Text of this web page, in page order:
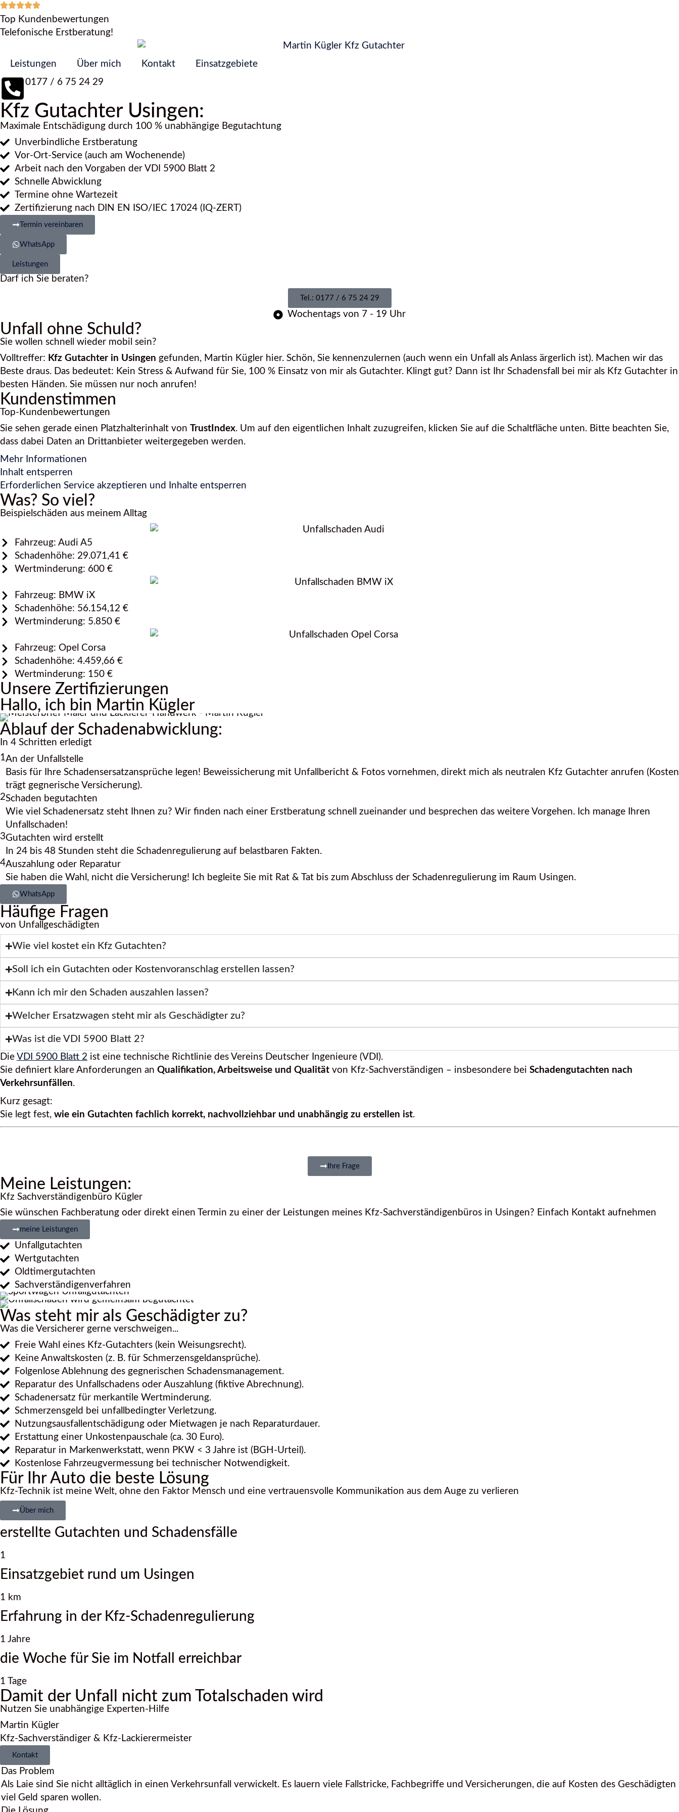
Top Kundenbewertungen
Telefonische Erstberatung!
Leistungen Über mich Kontakt
Einsatzgebiete
0177 / 6 75 24 29
Kfz Gutachter Usingen:
Maximale Entschädigung durch 100 % unabhängige Begutachtung
Unverbindliche Erstberatung
Vor-Ort-Service (auch am Wochenende)
Arbeit nach den Vorgaben der VDI 5900 Blatt 2
Schnelle Abwicklung
Termine ohne Wartezeit
Zertifizierung nach DIN EN ISO/IEC 17024 (IQ-ZERT)
Termin vereinbaren
WhatsApp
Leistungen
Darf ich Sie beraten?
Tel.: 0177 / 6 75 24 29
Wochentags von 7 - 19 Uhr
Unfall ohne Schuld?
Sie wollen schnell wieder mobil sein?
Volltreffer: Kfz Gutachter in Usingen gefunden, Martin Kügler hier. Schön, Sie kennenzulernen (auch wenn ein Unfall als Anlass ärgerlich ist). Machen wir das
Beste draus. Das bedeutet: Kein Stress & Aufwand für Sie, 100 % Einsatz von mir als Gutachter. Klingt gut? Dann ist Ihr Schadensfall bei mir als Kfz Gutachter in
besten Händen. Sie müssen nur noch anrufen!
Kundenstimmen
Top-Kundenbewertungen
Sie sehen gerade einen Platzhalterinhalt von TrustIndex. Um auf den eigentlichen Inhalt zuzugreifen, klicken Sie auf die Schaltfläche unten. Bitte beachten Sie,
dass dabei Daten an Drittanbieter weitergegeben werden.
Mehr Informationen
Inhalt entsperren
Erforderlichen Service akzeptieren und Inhalte entsperren
Was? So viel?
Beispielschäden aus meinem Alltag
Fahrzeug: Audi A5
Schadenhöhe: 29.071,41 €
Wertminderung: 600 €
Fahrzeug: BMW iX
Schadenhöhe: 56.154,12 €
Wertminderung: 5.850 €
Fahrzeug: Opel Corsa
Schadenhöhe: 4.459,66 €
Wertminderung: 150 €
Unsere Zertifizierungen
Hallo, ich bin Martin Kügler
Ablauf der Schadenabwicklung:
In 4 Schritten erledigt
1An der Unfallstelle
Basis für Ihre Schadensersatzansprüche legen! Beweissicherung mit Unfallbericht & Fotos vornehmen, direkt mich als neutralen Kfz Gutachter anrufen (Kosten
trägt gegnerische Versicherung).
2Schaden begutachten
Wie viel Schadenersatz steht Ihnen zu? Wir finden nach einer Erstberatung schnell zueinander und besprechen das weitere Vorgehen. Ich manage Ihren
Unfallschaden!
3Gutachten wird erstellt
In 24 bis 48 Stunden steht die Schadenregulierung auf belastbaren Fakten.
4Auszahlung oder Reparatur
Sie haben die Wahl, nicht die Versicherung! Ich begleite Sie mit Rat & Tat bis zum Abschluss der Schadenregulierung im Raum Usingen.
WhatsApp
Häufige Fragen
von Unfallgeschädigten
Wie viel kostet ein Kfz Gutachten?
Soll ich ein Gutachten oder Kostenvoranschlag erstellen lassen?
Kann ich mir den Schaden auszahlen lassen?
Welcher Ersatzwagen steht mir als Geschädigter zu?
Was ist die VDI 5900 Blatt 2?
Die VDI 5900 Blatt 2 ist eine technische Richtlinie des Vereins Deutscher Ingenieure (VDI).
Sie definiert klare Anforderungen an Qualifikation, Arbeitsweise und Qualität von Kfz-Sachverständigen – insbesondere bei Schadengutachten nach
Verkehrsunfällen.
Kurz gesagt:
Sie legt fest, wie ein Gutachten fachlich korrekt, nachvollziehbar und unabhängig zu erstellen ist.
Ihre Frage
Meine Leistungen:
Kfz Sachverständigenbüro Kügler
Sie wünschen Fachberatung oder direkt einen Termin zu einer der Leistungen meines Kfz-Sachverständigenbüros in Usingen? Einfach Kontakt aufnehmen
meine Leistungen
Unfallgutachten
Wertgutachten
Oldtimergutachten
Sachverständigenverfahren
Was steht mir als Geschädigter zu?
Was die Versicherer gerne verschweigen...
Freie Wahl eines Kfz-Gutachters (kein Weisungsrecht).
Keine Anwaltskosten (z. B. für Schmerzensgeldansprüche).
Folgenlose Ablehnung des gegnerischen Schadensmanagement.
Reparatur des Unfallschadens oder Auszahlung (fiktive Abrechnung).
Schadenersatz für merkantile Wertminderung.
Schmerzensgeld bei unfallbedingter Verletzung.
Nutzungsausfallentschädigung oder Mietwagen je nach Reparaturdauer.
Erstattung einer Unkostenpauschale (ca. 30 Euro).
Reparatur in Markenwerkstatt, wenn PKW < 3 Jahre ist (BGH-Urteil).
Kostenlose Fahrzeugvermessung bei technischer Notwendigkeit.
Für Ihr Auto die beste Lösung
Kfz-Technik ist meine Welt, ohne den Faktor Mensch und eine vertrauensvolle Kommunikation aus dem Auge zu verlieren
Über mich
erstellte Gutachten und Schadensfälle
1
Einsatzgebiet rund um Usingen
1 km
Erfahrung in der Kfz-Schadenregulierung
1 Jahre
die Woche für Sie im Notfall erreichbar
1 Tage
Damit der Unfall nicht zum Totalschaden wird
Nutzen Sie unabhängige Experten-Hilfe
Martin Kügler
Kfz-Sachverständiger & Kfz-Lackierermeister
Kontakt
Das Problem
Als Laie sind Sie nicht alltäglich in einen Verkehrsunfall verwickelt. Es lauern viele Fallstricke, Fachbegriffe und Versicherungen, die auf Kosten des Geschädigten
viel Geld sparen wollen.